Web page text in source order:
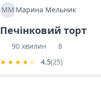
МММарина Мельник
Печінковий торт
90 хвилин
8
★ ★ ★ ★ ☆ 4.5(25)